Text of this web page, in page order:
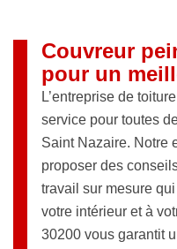
Couvreur
pour un
L’entreprise de
service pour toutes
Saint Nazaire. Notre
proposer des
travail sur mesure
votre intérieur et à
30200 vous garantit